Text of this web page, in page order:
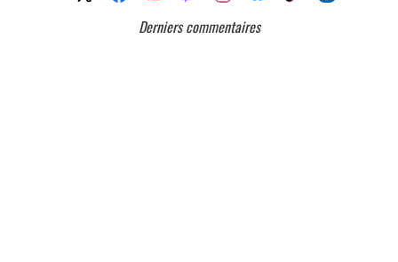
Derniers commentaires